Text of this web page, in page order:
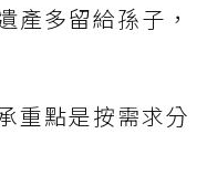
產多留給孫子，
重點是按需求分